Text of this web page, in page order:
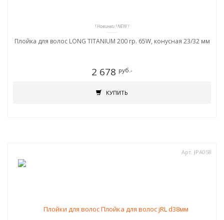
! Новинки ! NEW !
Плойка для волос LONG TITANIUM 200 гр. 65W, конусная 23/32 мм
2 678 руб.-
КУПИТЬ
Арт. JPA058